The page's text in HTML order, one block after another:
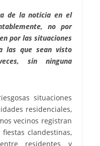
de la noticia en el
no por
por las situaciones
las que sean visto
sin ninguna
situaciones
residenciales,
vecinos registran
clandestinas,
residentes y